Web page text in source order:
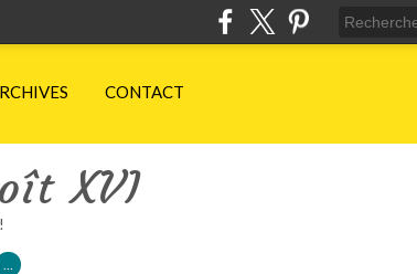
CONTACT
XVI
…